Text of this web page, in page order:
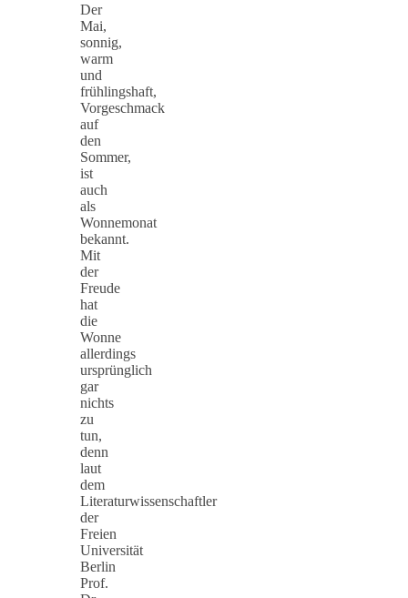
Der
Mai,
sonnig,
warm
und
frühlingshaft,
Vorgeschmack
auf
den
Sommer,
ist
auch
als
Wonnemonat
bekannt.
Mit
der
Freude
hat
die
Wonne
allerdings
ursprünglich
gar
nichts
zu
tun,
denn
laut
dem
Literaturwissenschaftler
der
Freien
Universität
Berlin
Prof.